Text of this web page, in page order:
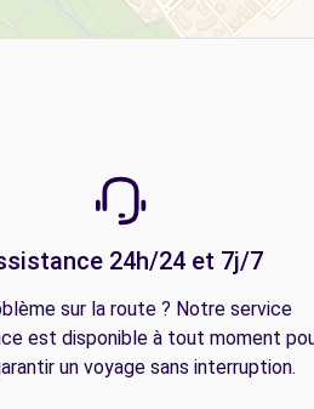
24h/24 et 7j/7
sur la route ? Notre service
est disponible à tout moment
un voyage sans interruption.